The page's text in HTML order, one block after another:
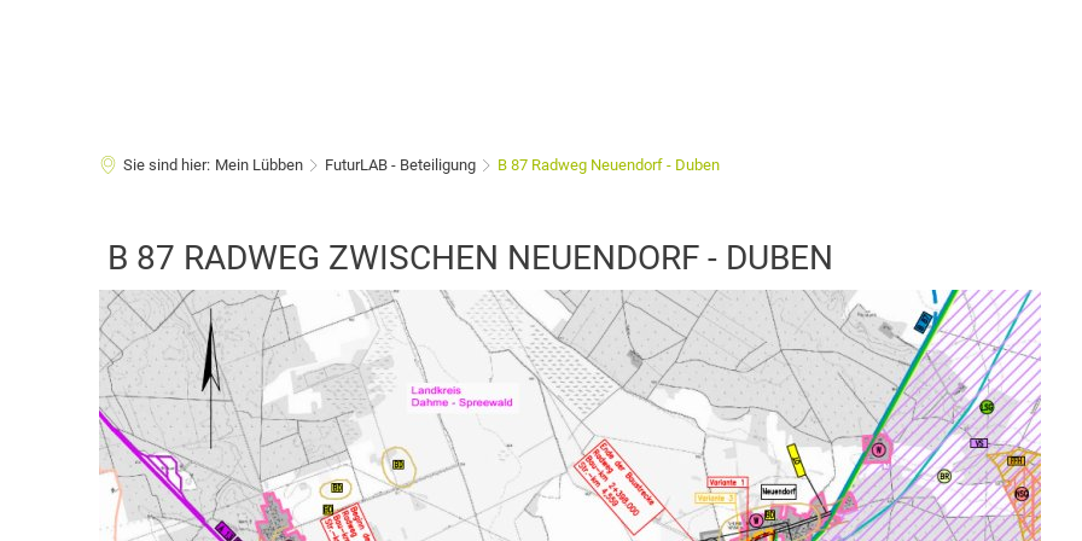
Sie sind hier: Mein Lübben FuturLAB - Beteiligung B 87 Radweg Neuendorf - Duben
Radweg
Neuendorf
B 87 RADWEG ZWISCHEN NEUENDORF - DUBEN